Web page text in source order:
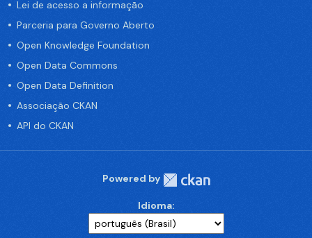
Lei de acesso a informação
Parceria para Governo Aberto
Open Knowledge Foundation
Open Data Commons
Open Data Definition
Associação CKAN
API do CKAN
Powered by
Idioma